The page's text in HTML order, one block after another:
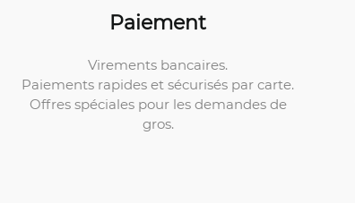
Paiement
Virements bancaires.
Paiements rapides et sécurisés par carte.
Offres spéciales pour les demandes de
gros.